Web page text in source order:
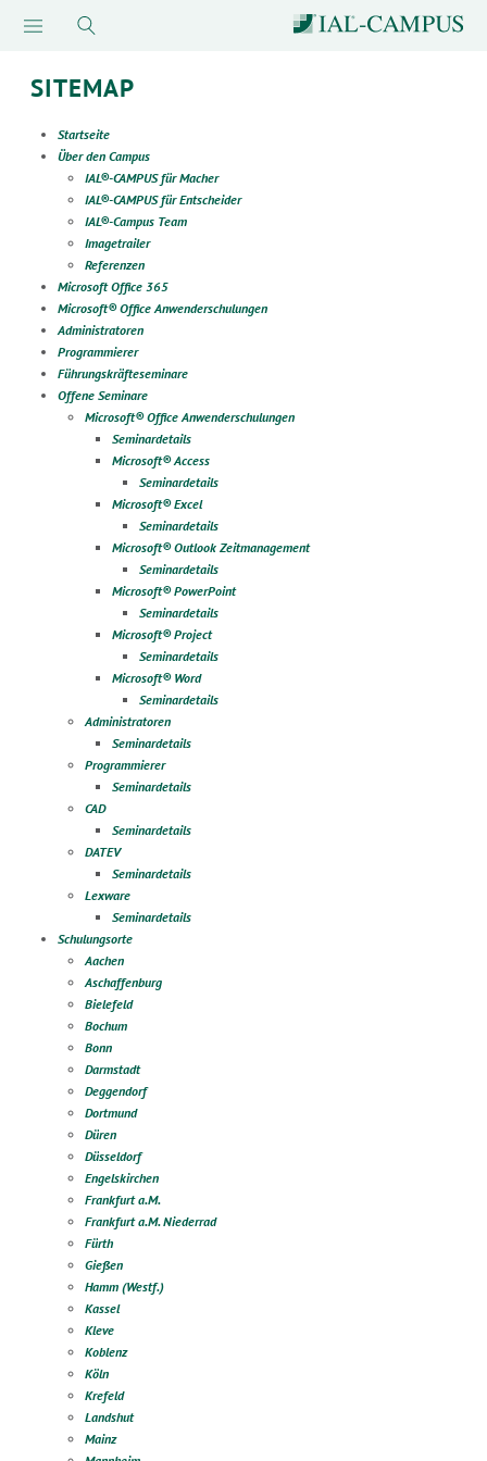
SITEMAP
Startseite
Über den Campus
IAL®-CAMPUS für Macher
IAL®-CAMPUS für Entscheider
IAL®-Campus Team
Imagetrailer
Referenzen
Microsoft Office 365
Microsoft® Office Anwenderschulungen
Administratoren
Programmierer
Führungskräfteseminare
Offene Seminare
Microsoft® Office Anwenderschulungen
Seminardetails
Microsoft® Access
Seminardetails
Microsoft® Excel
Seminardetails
Microsoft® Outlook Zeitmanagement
Seminardetails
Microsoft® PowerPoint
Seminardetails
Microsoft® Project
Seminardetails
Microsoft® Word
Seminardetails
Administratoren
Seminardetails
Programmierer
Seminardetails
CAD
Seminardetails
DATEV
Seminardetails
Lexware
Seminardetails
Schulungsorte
Aachen
Aschaffenburg
Bielefeld
Bochum
Bonn
Darmstadt
Deggendorf
Dortmund
Düren
Düsseldorf
Engelskirchen
Frankfurt a.M.
Frankfurt a.M. Niederrad
Fürth
Gießen
Hamm (Westf.)
Kassel
Kleve
Koblenz
Köln
Krefeld
Landshut
Mainz